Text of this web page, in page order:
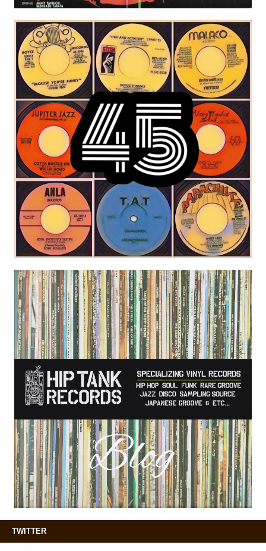
TWITTER